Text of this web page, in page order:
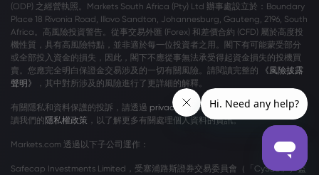
(ODP) 之經營執照。Markets South Africa (Pty) Ltd 辦事處設立於：Boundary
Place 18 Rivonia Road, Illovo Sandton, Johannesburg, Gauteng, 2196, South
Africa。高風險投資警告。從事交易外匯 (Forex) 和差價合約 (CFD) 屬於高度投
機性質，具有高風險特點，並非適於每一位投資者之用。閣下有可能蒙受部分
或全部投入資金的損失，因此，閣下不應從事無法承受得起資金損失的投機買
賣。您應完全明白保證金交易涉及的一切有關風險。請閱讀完整的
《風險披露
聲明》
，其中對所涉及的風險進行了更詳細的解釋。
有關隱私和資料保護的投訴，請透過 privacy@markets.com與我們聯絡。請閱
讀我們的隱私權政策 ，以了解更多有關處理個人資料的資訊。
Markets.com 透過以下子公司運作：
Safecap Investments Limited，受塞浦路斯證券交易委員會（「CySEC」）監